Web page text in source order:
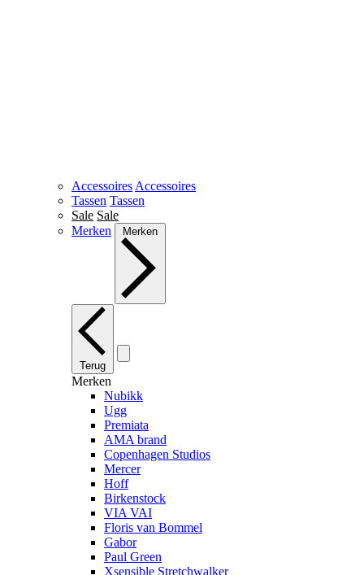
Accessoires Accessoires
Tassen Tassen
Sale Sale
Merken
Merken
Terug
Merken
Nubikk
Ugg
Premiata
AMA brand
Copenhagen Studios
Mercer
Hoff
Birkenstock
VIA VAI
Floris van Bommel
Gabor
Paul Green
Xsensible Stretchwalker